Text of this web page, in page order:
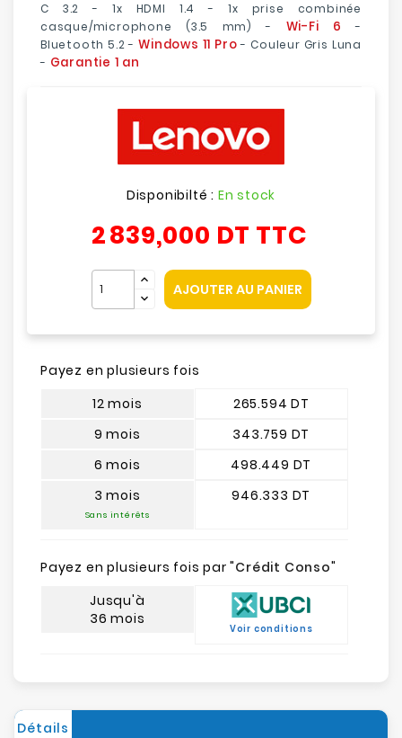
C 3.2 - 1x HDMI 1.4 - 1x prise combinée
casque/microphone (3.5 mm) - Wi-Fi 6
-
Bluetooth 5.2 -Windows 11 Pro- Couleur Gris Luna
- Garantie 1 an
Disponibilté : En stock
2 839,000 DT TTC
AJOUTER AU PANIER
Payez en plusieurs fois
12 mois
9 mois
6 mois
3 mois
Sans intérêts
265.594 DT
343.759 DT
498.449 DT
946.333 DT
Payez en plusieurs fois par "Crédit Conso"
Jusqu'à
36 mois
Voir conditions
Détails